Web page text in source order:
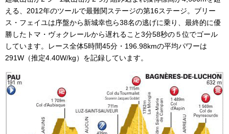
える、2012年のツールで最難関ステージの第16ステージ。ブリー
ス・フェイユは序盤から新城幸也ら38名の逃げに乗り、最終的に優
勝したトマ・ヴォクレールから遅れること3分58秒の５位でゴール
しています。レース全体5時間45分・196.98kmの平均パワーは
291W（推定4.40W/kg）を記録しています。